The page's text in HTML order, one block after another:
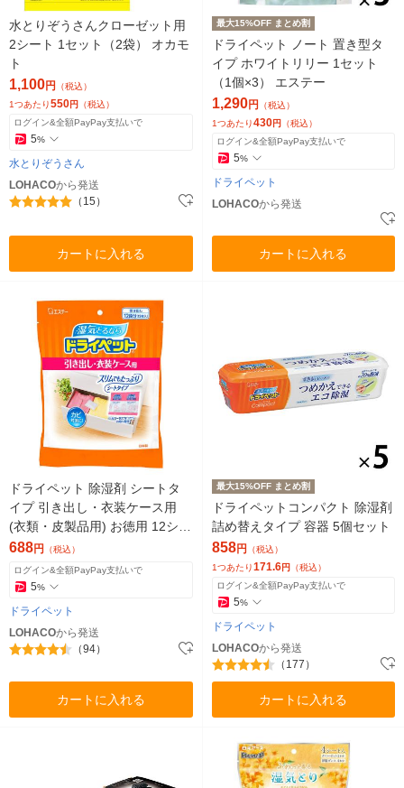
水とりぞうさんクローゼット用
2シート 1セット（2袋） オカモ
ト
1,100円
（税込）
1つあたり550円 （税込）
ログイン&全額PayPay支払いで
5%
水とりぞうさん
LOHACOから発送
（15）
カートに入れる
最大15%OFF まとめ割
ドライペット ノート 置き型タ
イプ ホワイトリリー 1セット
（1個×3） エステー
1,290円
（税込）
1つあたり430円 （税込）
ログイン&全額PayPay支払いで
5%
ドライペット
LOHACOから発送
カートに入れる
ドライペット 除湿剤 シートタ
イプ 引き出し・衣装ケース用
(衣類・皮製品用) お徳用 12シー
ト入
688円 （税込）
ログイン&全額PayPay支払いで
5%
ドライペット
LOHACOから発送
（94）
カートに入れる
最大15%OFF まとめ割
ドライペットコンパクト 除湿剤
詰め替えタイプ 容器 5個セット
858円 （税込）
1つあたり171.6円 （税込）
ログイン&全額PayPay支払いで
5%
ドライペット
LOHACOから発送
（177）
カートに入れる